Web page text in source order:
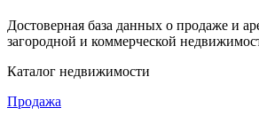
Достоверная база данных о продаже и
загородной и коммерческой
Каталог недвижимости
Продажа